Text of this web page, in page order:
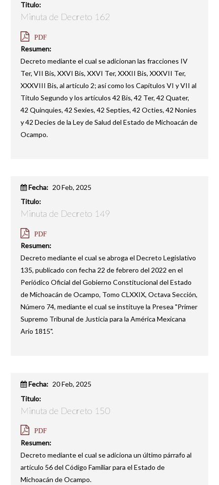
Titulo:
Minuta de Decreto 162
PDF
Resumen:
Decreto mediante el cual se adicionan las fracciones IV
Ter, VII Bis, XXVI Bis, XXVI Ter, XXXII Bis, XXXVII Ter,
XXXVIII Bis, al artículo 2; así como los Capítulos VI y VII al
Título Segundo y los artículos 42 Bis, 42 Ter, 42 Quater,
42 Quinquies, 42 Sexies, 42 Septies, 42 Octies, 42 Nonies
y 42 Decies de la Ley de Salud del Estado de Michoacán de
Ocampo.
Fecha: 20 Feb, 2025
Titulo:
Minuta de Decreto 149
PDF
Resumen:
Decreto mediante el cual se abroga el Decreto Legislativo
135, publicado con fecha 22 de febrero del 2022 en el
Periódico Oficial del Gobierno Constitucional del Estado
de Michoacán de Ocampo, Tomo CLXXIX, Octava Sección,
Número 74, mediante el cual se instituye la Presea "Primer
Supremo Tribunal de Justicia para la América Mexicana
Ario 1815".
Fecha: 20 Feb, 2025
Titulo:
Minuta de Decreto 150
PDF
Resumen:
Decreto mediante el cual se adiciona un último párrafo al
artículo 56 del Código Familiar para el Estado de
Michoacán de Ocampo.